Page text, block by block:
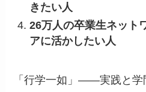
きたい人
26万人の卒業生ネット
アに活かしたい人
「行学一如」——実践と学